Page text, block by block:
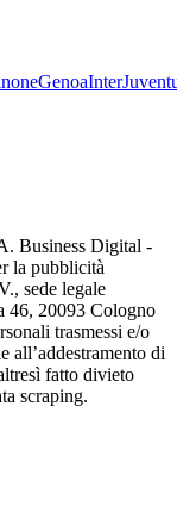
GenoaInter
Business Digital -
la pubblicità
sede legale
46, 20093 Cologno
trasmessi e/o
all’addestramento di
fatto divieto
scraping.